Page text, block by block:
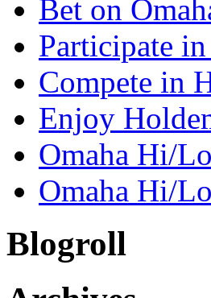
Bet on
Participate
Compete in
Enjoy
Omaha Hi/
Omaha Hi/
Blogroll